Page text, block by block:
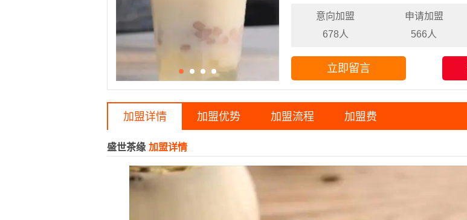
意向加盟
678人
申请加盟
566人
立即留言
加盟详情 加盟优势 加盟流程 加盟费
盛世茶缘 加盟详情